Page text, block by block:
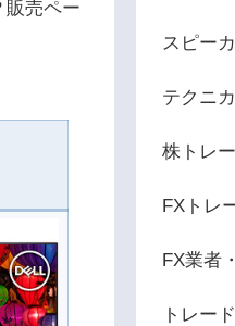
販売ペー
スピー
テクニ
株トレ
FXトレ
FX業者
トレー